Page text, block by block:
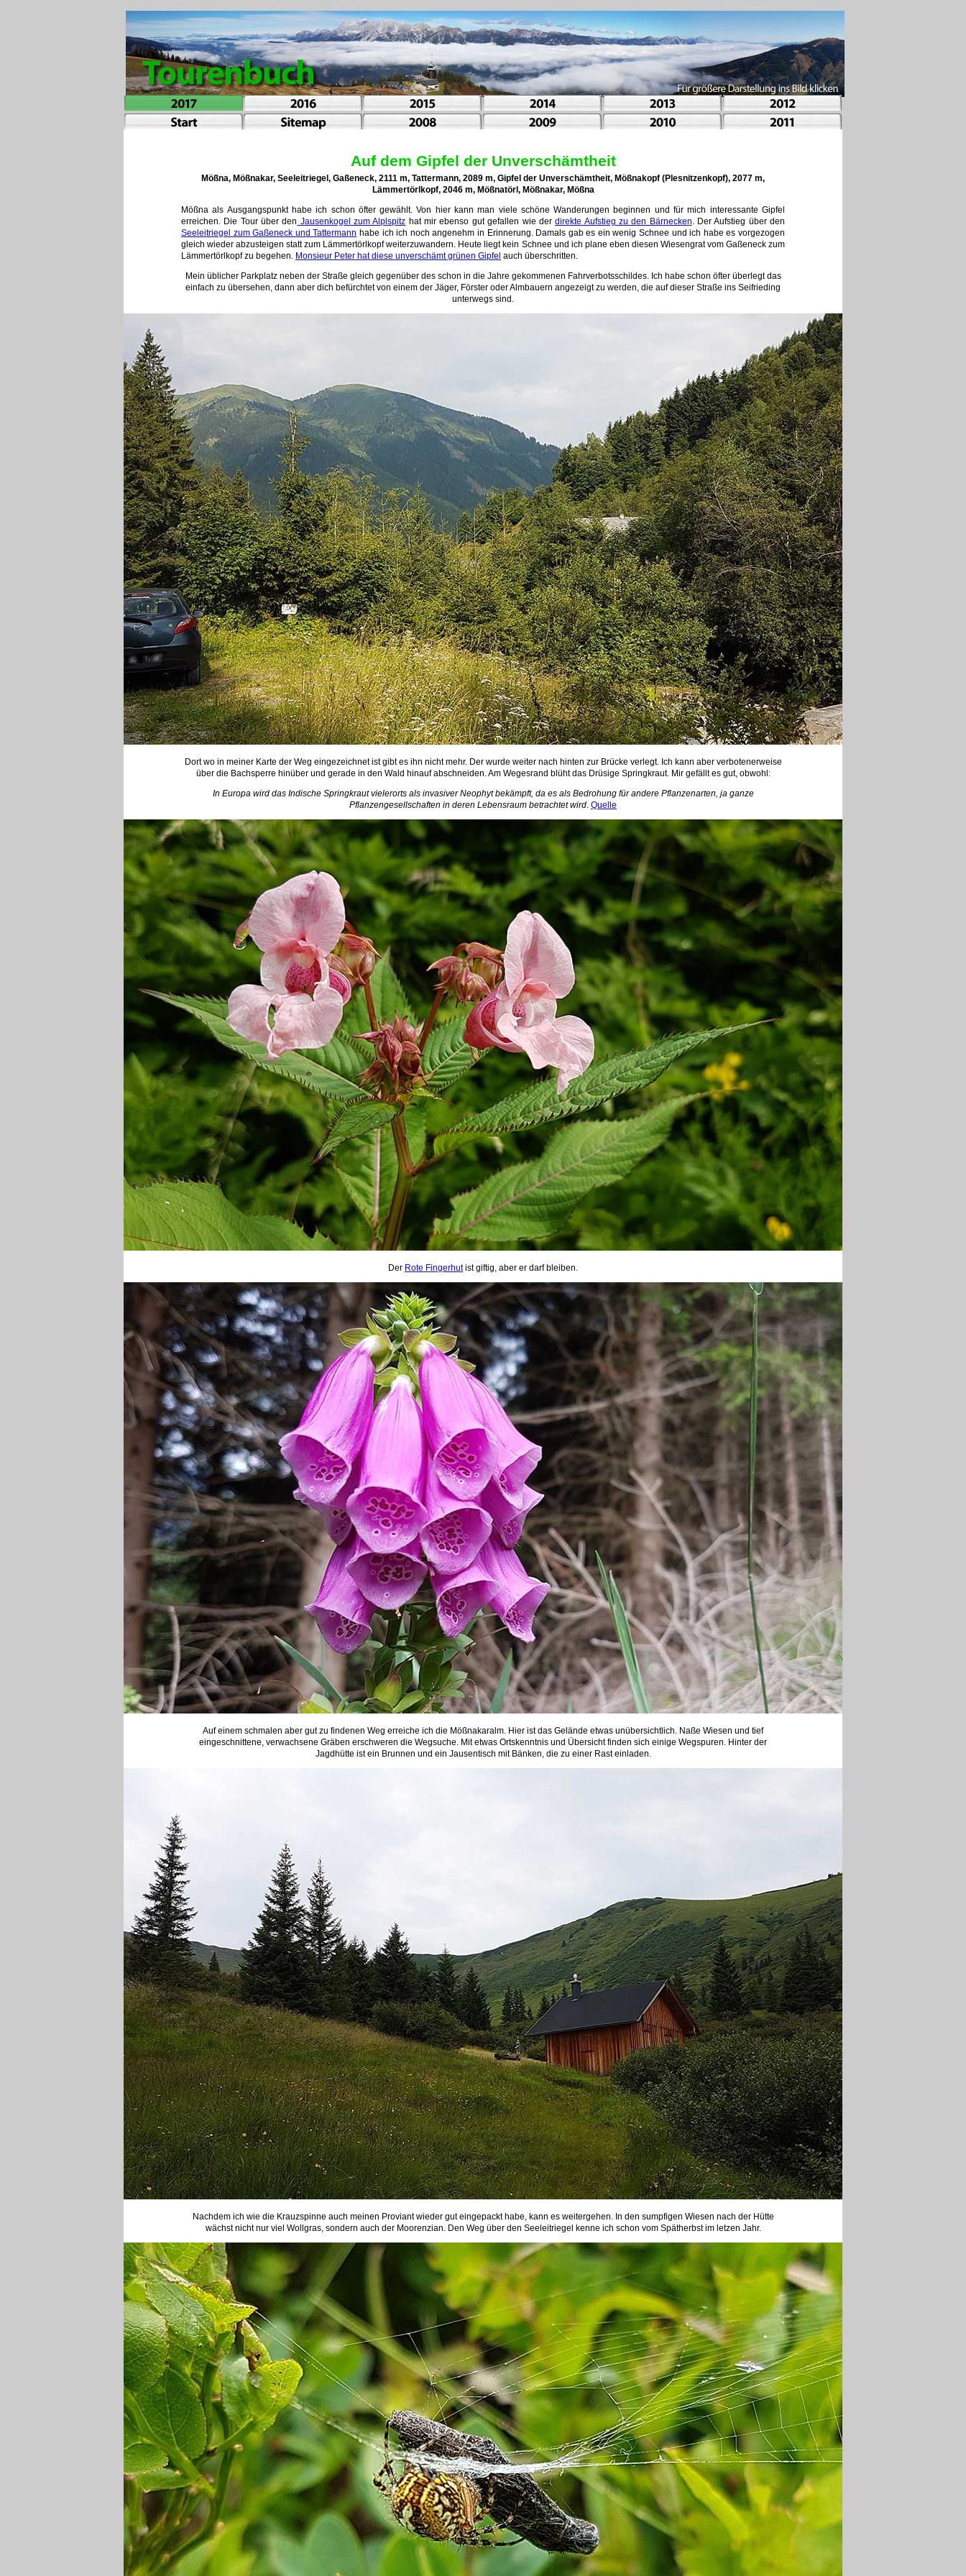
Auf dem Gipfel der Unverschämtheit
Mößna, Mößnakar, Seeleitriegel, Gaßeneck, 2111 m, Tattermann, 2089 m, Gipfel der Unverschämtheit, Mößnakopf (Plesnitzenkopf), 2077 m,
Lämmertörlkopf, 2046 m, Mößnatörl, Mößnakar, Mößna
Mößna als Ausgangspunkt habe ich schon öfter gewählt. Von hier kann man viele schöne Wanderungen beginnen und für mich interessante Gipfel
erreichen. Die Tour über den Jausenkogel zum Alplspitz hat mir ebenso gut gefallen wie derdirekte Aufstieg zu den Bärnecken. Der Aufstieg über den
Seeleitriegel zum Gaßeneck und Tattermann habe ich ich noch angenehm in Erinnerung. Damals gab es ein wenig Schnee und ich habe es vorgezogen
gleich wieder abzusteigen statt zum Lämmertörlkopf weiterzuwandern. Heute liegt kein Schnee und ich plane eben diesen Wiesengrat vom Gaßeneck zum
Lämmertörlkopf zu begehen. Monsieur Peter hat diese unverschämt grünen Gipfel auch überschritten.
Mein üblicher Parkplatz neben der Straße gleich gegenüber des schon in die Jahre gekommenen Fahrverbotsschildes. Ich habe schon öfter überlegt das
einfach zu übersehen, dann aber dich befürchtet von einem der Jäger, Förster oder Almbauern angezeigt zu werden, die auf dieser Straße ins Seifrieding
unterwegs sind.
Dort wo in meiner Karte der Weg eingezeichnet ist gibt es ihn nicht mehr. Der wurde weiter nach hinten zur Brücke verlegt. Ich kann aber verbotenerweise
über die Bachsperre hinüber und gerade in den Wald hinauf abschneiden. Am Wegesrand blüht das Drüsige Springkraut. Mir gefällt es gut, obwohl:
In Europa wird das Indische Springkraut vielerorts als invasiver Neophyt bekämpft, da es als Bedrohung für andere Pflanzenarten, ja ganze
Pflanzengesellschaften in deren Lebensraum betrachtet wird. Quelle
Der Rote Fingerhutist giftig, aber er darf bleiben.
Auf einem schmalen aber gut zu findenen Weg erreiche ich die Mößnakaralm. Hier ist das Gelände etwas unübersichtlich. Naße Wiesen und tief
eingeschnittene, verwachsene Gräben erschweren die Wegsuche. Mit etwas Ortskenntnis und Übersicht finden sich einige Wegspuren. Hinter der
Jagdhütte ist ein Brunnen und ein Jausentisch mit Bänken, die zu einer Rast einladen.
Nachdem ich wie die Krauzspinne auch meinen Proviant wieder gut eingepackt habe, kann es weitergehen. In den sumpfigen Wiesen nach der Hütte
wächst nicht nur viel Wollgras, sondern auch der Moorenzian. Den Weg über den Seeleitriegel kenne ich schon vom Spätherbst im letzen Jahr.